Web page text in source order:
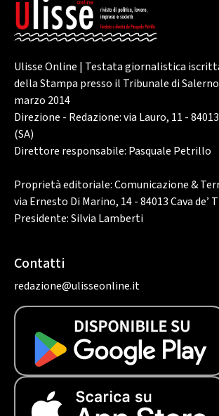
Ulisse Online | Testata giornalistica
della Stampa presso il Tribunale di
marzo 2014
Direzione - Redazione: via Lauro, 11 -
(SA)
Direttore responsabile: Pasquale Petrillo
Proprietà editoriale: Comunicazione &
via Ernesto Di Marino, 14 - 84013 Cava de’
Presidente: Silvia Lamberti
Contatti
redazione@ulisseonline.it